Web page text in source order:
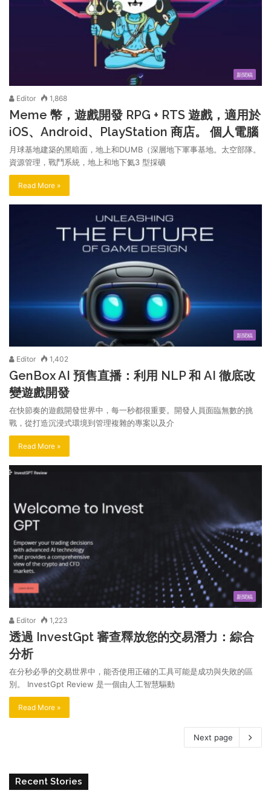
新聞稿
Editor 1,868
Meme 幣，遊戲開發 RPG + RTS 遊戲，適用於
iOS、Android、PlayStation 商店。 個人電腦
月球基地建築的黑暗面，地上和DUMB（深層地下軍事基地。太空部隊。
資源管理，戰鬥系統，地上和地下氦3 型採礦
Read More »
新聞稿
Editor 1,402
GenBox AI 預售直播：利用 NLP 和 AI 徹底改
變遊戲開發
在快節奏的遊戲開發世界中，每一秒都很重要。開發人員面臨無數的挑
戰，從打造沉浸式環境到管理複雜的專案以及介
Read More »
新聞稿
Editor 1,223
透過 InvestGpt 審查釋放您的交易潛力：綜合
分析
在分秒必爭的交易世界中，能否使用正確的工具可能是成功與失敗的區
別。 InvestGpt Review 是一個由人工智慧驅動
Read More »
Next page
Recent Stories